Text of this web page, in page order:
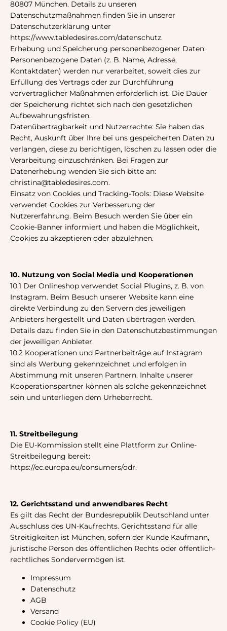
80807 München. Details zu unseren
Datenschutzmaßnahmen finden Sie in unserer
Datenschutzerklärung unter
https://www.tabledesires.com/datenschutz.
Erhebung und Speicherung personenbezogener Daten:
Personenbezogene Daten (z. B. Name, Adresse,
Kontaktdaten) werden nur verarbeitet, soweit dies zur
Erfüllung des Vertrags oder zur Durchführung
vorvertraglicher Maßnahmen erforderlich ist. Die Dauer
der Speicherung richtet sich nach den gesetzlichen
Aufbewahrungsfristen.
Datenübertragbarkeit und Nutzerrechte: Sie haben das
Recht, Auskunft über Ihre bei uns gespeicherten Daten zu
verlangen, diese zu berichtigen, löschen zu lassen oder die
Verarbeitung einzuschränken. Bei Fragen zur
Datenerhebung wenden Sie sich bitte an:
christina@tabledesires.com.
Einsatz von Cookies und Tracking-Tools: Diese Website
verwendet Cookies zur Verbesserung der
Nutzererfahrung. Beim Besuch werden Sie über ein
Cookie-Banner informiert und haben die Möglichkeit,
Cookies zu akzeptieren oder abzulehnen.
10. Nutzung von Social Media und Kooperationen
10.1 Der Onlineshop verwendet Social Plugins, z. B. von
Instagram. Beim Besuch unserer Website kann eine
direkte Verbindung zu den Servern des jeweiligen
Anbieters hergestellt und Daten übertragen werden.
Details dazu finden Sie in den Datenschutzbestimmungen
der jeweiligen Anbieter.
10.2 Kooperationen und Partnerbeiträge auf Instagram
sind als Werbung gekennzeichnet und erfolgen in
Abstimmung mit unseren Partnern. Inhalte unserer
Kooperationspartner können als solche gekennzeichnet
sein und unterliegen dem Urheberrecht.
11. Streitbeilegung
Die EU-Kommission stellt eine Plattform zur Online-
Streitbeilegung bereit:
https://ec.europa.eu/consumers/odr.
12. Gerichtsstand und anwendbares Recht
Es gilt das Recht der Bundesrepublik Deutschland unter
Ausschluss des UN-Kaufrechts. Gerichtsstand für alle
Streitigkeiten ist München, sofern der Kunde Kaufmann,
juristische Person des öffentlichen Rechts oder öffentlich-
rechtliches Sondervermögen ist.
Impressum
Datenschutz
AGB
Versand
Cookie Policy (EU)